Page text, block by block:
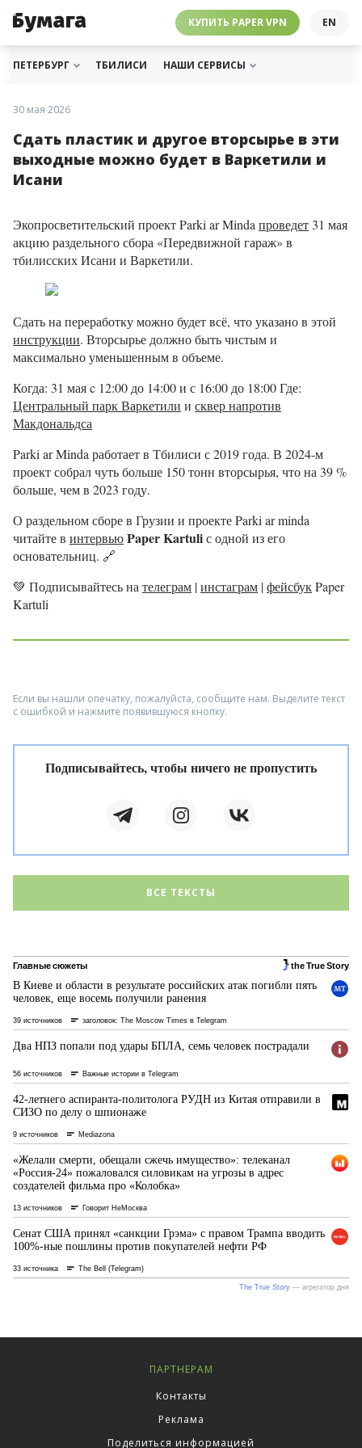
КУПИТЬ PAPER VPN EN
РАССЫЛКИ
МЫ В ИНСТАГРАМЕ
ПОДДЕРЖАТЬ «БУМАГУ»
ПЕТЕРБУРГ ТБИЛИСИ НАШИ СЕРВИСЫ
ЧЕБУРНЕТ
⛔️ ГАЙД ПРО ЧЕБУРНЕТ
МЫ В ТЕЛЕГРАМЕ
PAPER VPN
30 мая 2026
Сдать пластик и другое вторсырье в эти
выходные можно будет в Варкетили и
Исани
Экопросветительский проект Parki ar Minda проведет 31 мая
акцию раздельного сбора «Передвижной гараж» в
тбилисских Исани и Варкетили.
Сдать на переработку можно будет всё, что указано в этой
инструкции. Вторсырье должно быть чистым и
максимально уменьшенным в объеме.
Когда: 31 мая c 12:00 до 14:00 и с 16:00 до 18:00 Где:
Центральный парк Варкетили и сквер напротив
Макдональдса
Parki ar Minda работает в Тбилиси с 2019 года. В 2024-м
проект собрал чуть больше 150 тонн вторсырья, что на 39 %
больше, чем в 2023 году.
О раздельном сборе в Грузии и проекте Parki ar minda
читайте в интервьюPaper Kartuliс одной из его
основательниц. 🔗
💚 Подписывайтесь на телеграм |инстаграм |фейсбукPaper
Kartuli
Если вы нашли опечатку, пожалуйста, сообщите нам. Выделите текст
с ошибкой и нажмите появившуюся кнопку.
Подписывайтесь, чтобы ничего не пропустить
ВСЕ ТЕКСТЫ
ПАРТНЕРАМ
Контакты
Реклама
Поделиться информацией